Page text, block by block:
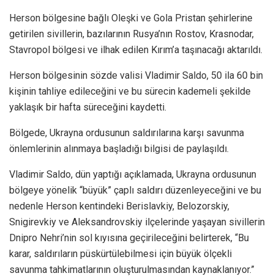
Herson bölgesine bağlı Oleşki ve Gola Pristan şehirlerine
getirilen sivillerin, bazılarının Rusya’nın Rostov, Krasnodar,
Stavropol bölgesi ve ilhak edilen Kırım’a taşınacağı aktarıldı.
Herson bölgesinin sözde valisi Vladimir Saldo, 50 ila 60 bin
kişinin tahliye edileceğini ve bu sürecin kademeli şekilde
yaklaşık bir hafta süreceğini kaydetti.
Bölgede, Ukrayna ordusunun saldırılarına karşı savunma
önlemlerinin alınmaya başladığı bilgisi de paylaşıldı.
Vladimir Saldo, dün yaptığı açıklamada, Ukrayna ordusunun
bölgeye yönelik “büyük” çaplı saldırı düzenleyeceğini ve bu
nedenle Herson kentindeki Berislavkiy, Belozorskiy,
Snigirevkiy ve Aleksandrovskiy ilçelerinde yaşayan sivillerin
Dnipro Nehri’nin sol kıyısına geçirileceğini belirterek, “Bu
karar, saldırıların püskürtülebilmesi için büyük ölçekli
savunma tahkimatlarının oluşturulmasından kaynaklanıyor.”